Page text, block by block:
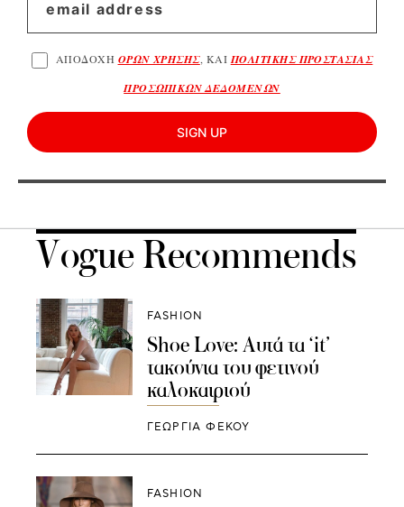
ΑΠΟΔΟΧΗ ΟΡΩΝ ΧΡΗΣΗΣ, ΚΑΙ ΠΟΛΙΤΙΚΗΣ ΠΡΟΣΤΑΣΙΑΣ
ΠΡΟΣΩΠΙΚΩΝ ΔΕΔΟΜΕΝΩΝ
SIGN UP
Vogue Recommends
FASHION
Shoe Love: Αυτά τα ‘it’
τακούνια του φετινού
καλοκαιριού
ΓΕΩΡΓΙΑ ΦΕΚΟΥ
FASHION